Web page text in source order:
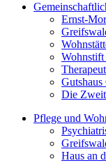
Ernst-
Wohnstift
Die
Pflege und
Haus an